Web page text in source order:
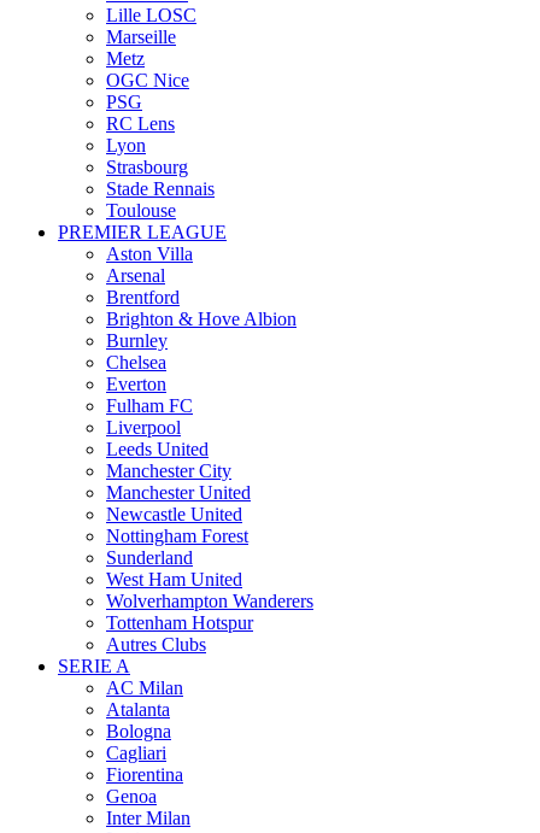
Lille LOSC
Marseille
Metz
OGC Nice
PSG
RC Lens
Lyon
Strasbourg
Stade Rennais
Toulouse
PREMIER LEAGUE
Aston Villa
Arsenal
Brentford
Brighton & Hove Albion
Burnley
Chelsea
Everton
Fulham FC
Liverpool
Leeds United
Manchester City
Manchester United
Newcastle United
Nottingham Forest
Sunderland
West Ham United
Wolverhampton Wanderers
Tottenham Hotspur
Autres Clubs
SERIE A
AC Milan
Atalanta
Bologna
Cagliari
Fiorentina
Genoa
Inter Milan